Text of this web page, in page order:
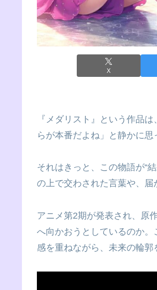
X
『メダリスト』という作品
らが本番だよね」と静かに思
それはきっと、この物語が“
の上で交わされた言葉や、届
アニメ第2期が発表され、原
へ向かおうとしているのか
感を重ねながら、未来の輪郭